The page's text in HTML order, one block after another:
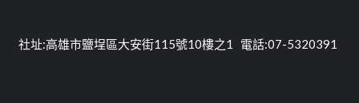
社址:高雄市鹽埕區大安街115號10樓之1 電話:07-5320391